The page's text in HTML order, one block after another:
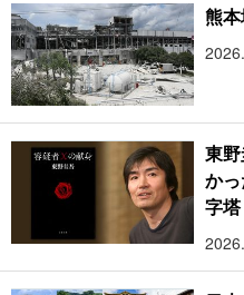
熊
東
か
字